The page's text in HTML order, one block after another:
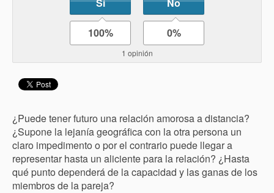
100% 0%
1 opinión
¿Puede tener futuro una relación amorosa a distancia?
¿Supone la lejanía geográfica con la otra persona un
claro impedimento o por el contrario puede llegar a
representar hasta un aliciente para la relación? ¿Hasta
qué punto dependerá de la capacidad y las ganas de los
miembros de la pareja?